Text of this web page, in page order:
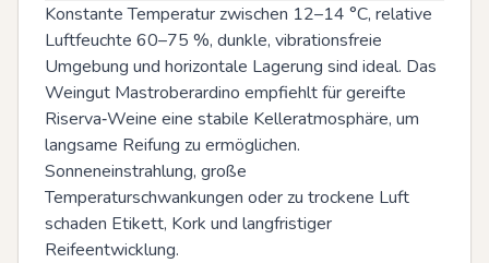
Konstante Temperatur zwischen 12–14 °C, relative
Luftfeuchte 60–75 %, dunkle, vibrationsfreie
Umgebung und horizontale Lagerung sind ideal. Das
Weingut Mastroberardino empfiehlt für gereifte
Riserva‑Weine eine stabile Kelleratmosphäre, um
langsame Reifung zu ermöglichen.
Sonneneinstrahlung, große
Temperaturschwankungen oder zu trockene Luft
schaden Etikett, Kork und langfristiger
Reifeentwicklung.